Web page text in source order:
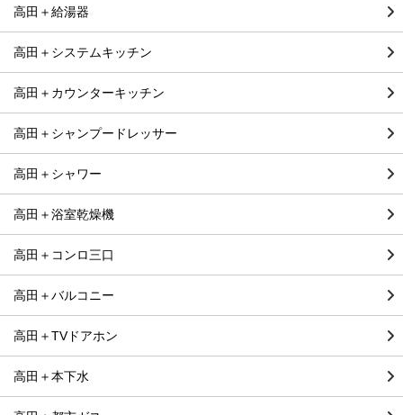
高田＋給湯器
高田＋システムキッチン
高田＋カウンターキッチン
高田＋シャンプードレッサー
高田＋シャワー
高田＋浴室乾燥機
高田＋コンロ三口
高田＋バルコニー
高田＋TVドアホン
高田＋本下水